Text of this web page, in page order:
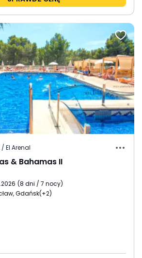
El Arenal
& Bahamas II
(8 dni / 7 nocy)
Gdańsk(+2)